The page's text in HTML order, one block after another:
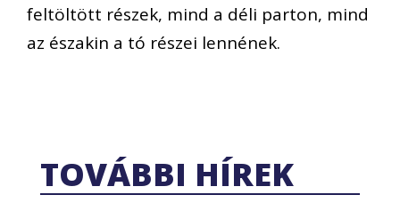
feltöltött részek, mind a déli parton, mind
az északin a tó részei lennének.
TOVÁBBI HÍREK